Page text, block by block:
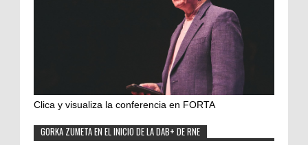
Clica y visualiza la conferencia en FORTA
GORKA ZUMETA EN EL INICIO DE LA DAB+ DE RNE